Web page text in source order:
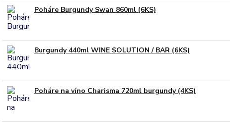
Poháre Burgundy Swan 860ml (6KS)
Burgundy 440ml WINE SOLUTION / BAR (6KS)
Poháre na víno Charisma 720ml burgundy (4KS)